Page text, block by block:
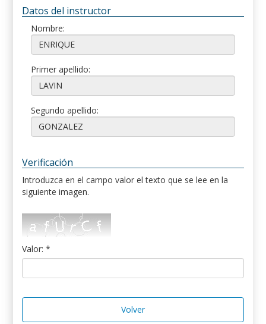
Datos del instructor
Nombre:
Primer apellido:
Segundo apellido:
Verificación
Introduzca en el campo valor el texto que se lee en la
siguiente imagen.
Valor: *
Volver